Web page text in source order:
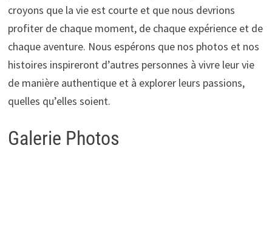
croyons que la vie est courte et que nous devrions
profiter de chaque moment, de chaque expérience et de
chaque aventure. Nous espérons que nos photos et nos
histoires inspireront d’autres personnes à vivre leur vie
de manière authentique et à explorer leurs passions,
quelles qu’elles soient.
Galerie Photos